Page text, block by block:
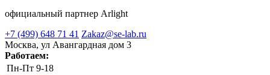
официальный партнер Arlight
+7 (499) 648 71 41 Zakaz@se-lab.ru
Москва, ул Авангардная дом 3
Работаем:
Пн-Пт 9-18